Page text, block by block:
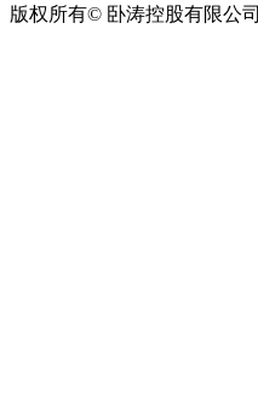
版权所有© 卧涛控股有限公司